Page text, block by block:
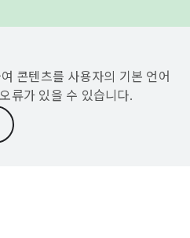
콘텐츠를 사용자의 기본 언어
류가 있을 수 있습니다.